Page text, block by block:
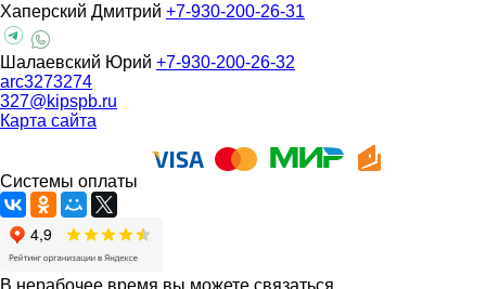
Хаперский Дмитрий +7-930-200-26-31
Шалаевский Юрий +7-930-200-26-32
arc3273274
327@kipspb.ru
Карта сайта
Системы оплаты
В нерабочее время вы можете связаться